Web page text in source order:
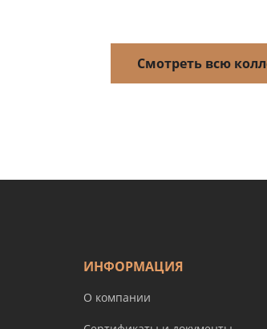
Смотреть всю
ИНФОРМАЦИЯ
О компании